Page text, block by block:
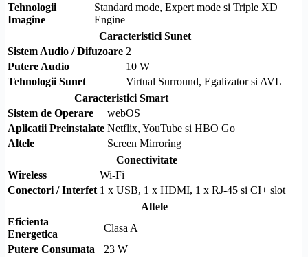
Tehnologii
Imagine
Standard mode, Expert mode si Triple XD
Engine
Caracteristici Sunet
Sistem Audio / Difuzoare 2
Putere Audio
10 W
Tehnologii Sunet
Virtual Surround, Egalizator si AVL
Caracteristici Smart
Sistem de Operare
webOS
Aplicatii Preinstalate Netflix, YouTube si HBO Go
Altele
Screen Mirroring
Conectivitate
Wireless
Wi-Fi
Conectori / Interfet 1 x USB, 1 x HDMI, 1 x RJ-45 si CI+ slot
Altele
Eficienta
Energetica
Clasa A
Putere Consumata
23 W